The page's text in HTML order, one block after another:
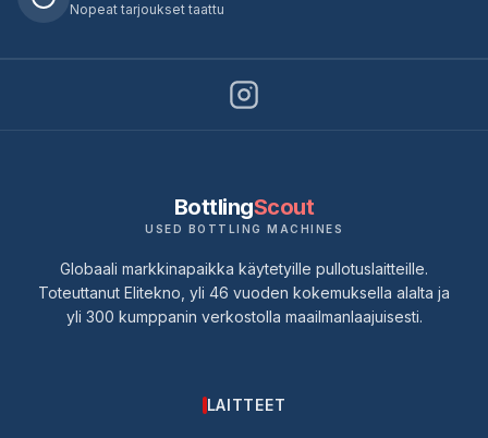
Nopeat tarjoukset taattu
BottlingScout
USED BOTTLING MACHINES
Globaali markkinapaikka käytetyille pullotuslaitteille.
Toteuttanut Elitekno, yli 46 vuoden kokemuksella alalta ja
yli 300 kumppanin verkostolla maailmanlaajuisesti.
LAITTEET